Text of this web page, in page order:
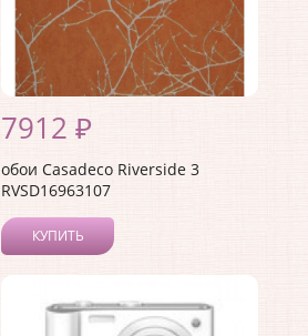
7912 ₽
обои Casadeco Riverside 3
RVSD16963107
КУПИТЬ